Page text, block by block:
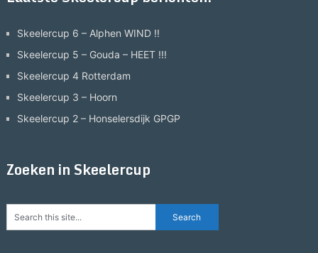
Skeelercup 6 – Alphen WIND !!
Skeelercup 5 – Gouda – HEET !!!
Skeelercup 4 Rotterdam
Skeelercup 3 – Hoorn
Skeelercup 2 – Honselersdijk GPGP
Zoeken in Skeelercup